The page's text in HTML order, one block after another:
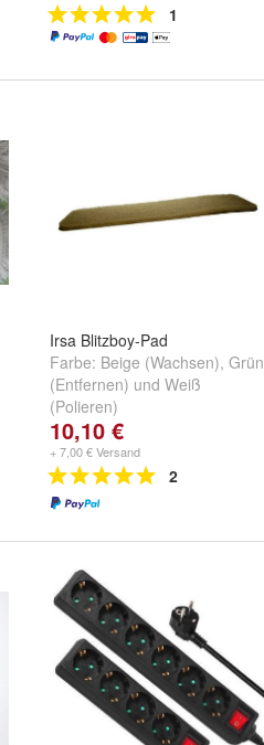
1
Irsa Blitzboy-Pad
Farbe: Beige (Wachsen), Grün
(Entfernen) und Weiß
(Polieren)
10,10 €
+ 7,00 € Versand
2